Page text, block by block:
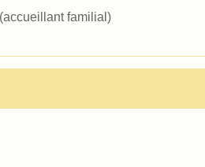
familial)